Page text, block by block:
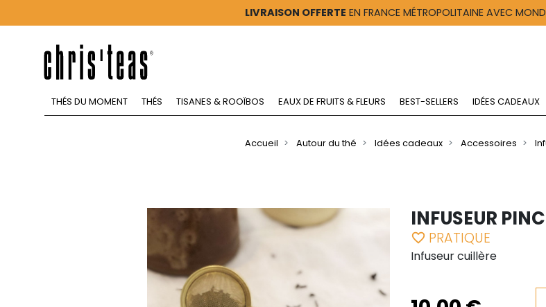
LIVRAISON OFFERTE EN FRANCE MÉTROPOLITAINE AVEC
THÉS DU MOMENT THÉS TISANES & ROOÏBOS EAUX DE FRUITS & FLEURS BEST-SELLERS IDÉES CADEAUX
Accueil Autour du thé Idées cadeaux Accessoires
INFUSEUR
favorite_border PRATIQUE
Infuseur cuillère